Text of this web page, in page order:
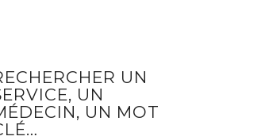
UN
UN
UN MOT